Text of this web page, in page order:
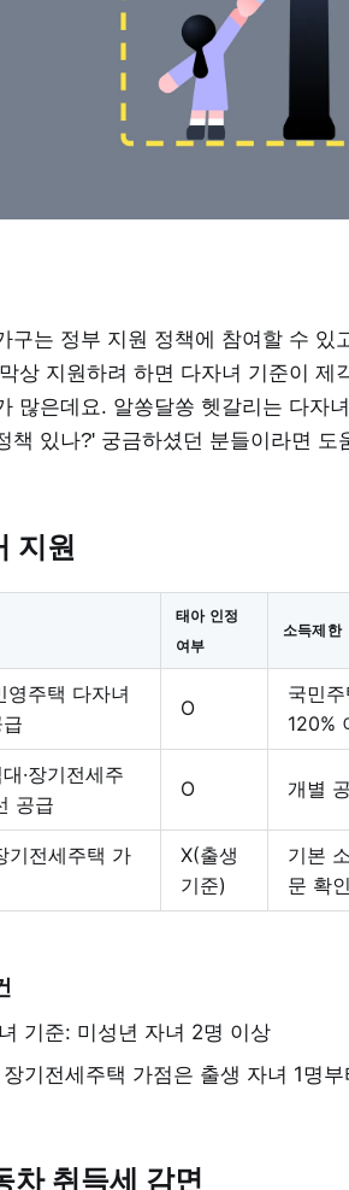
구는 정부 지원 정책에 참여할 수
상 지원하려 하면 다자녀 기준이 제
많은데요. 알쏭달쏭 헷갈리는 다자
책 있나?' 궁금하셨던 분들이라면 도
지원
태아 인정
여부
소득제한
영주택 다자녀
O
국민
120%
·장기전세주
공급
O 개별
기전세주택 가
X(출생
기준)
기본
문 확
기준: 미성년 자녀 2명 이상
기전세주택 가점은 출생 자녀 1명
차 취득세 감면